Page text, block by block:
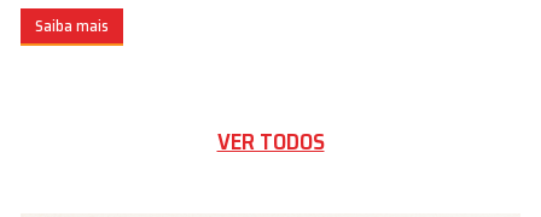
Saiba mais
VER TODOS